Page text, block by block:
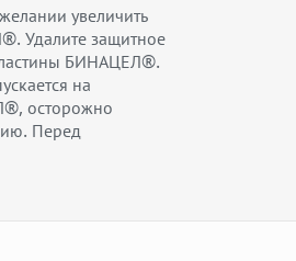
увеличить
Удалите защитное
БИНАЦЕЛ®.
на
осторожно
Перед